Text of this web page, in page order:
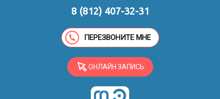
8 (812) 407-32-31
ПЕРЕЗВОНИТЕ МНЕ
ОНЛАЙН ЗАПИСЬ